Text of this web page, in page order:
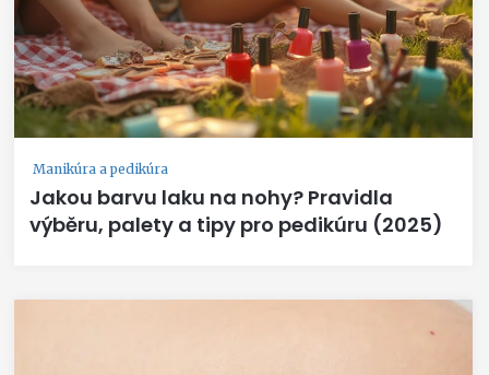
Manikúra a pedikúra
Jakou barvu laku na nohy? Pravidla
výběru, palety a tipy pro pedikúru (2025)